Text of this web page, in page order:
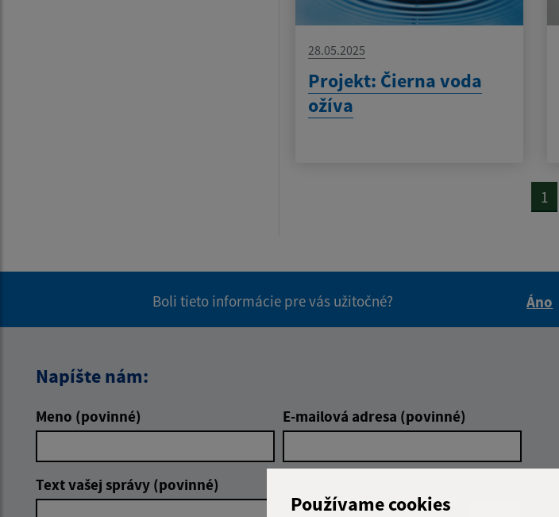
Používame cookies
28.05.2025
Projekt: Čierna voda
ožíva
1
Boli tieto informácie pre vás užitočné?
Áno
Napíšte nám:
Meno (povinné) E-mailová adresa (povinné)
Text vašej správy (povinné)